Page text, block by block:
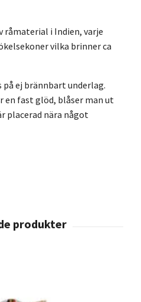
råmaterial i Indien, varje
vilka brinner ca
på ej brännbart underlag.
en fast glöd, blåser man ut
placerad nära något